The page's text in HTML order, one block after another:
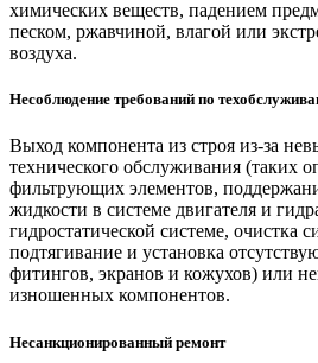
химических веществ, падением
песком, ржавчиной, влагой или
воздуха.
Несоблюдение требований по
Выход компонента из строя из-за
технического обслуживания (таких
фильтрующих элементов,
жидкости в системе двигателя и
гидростатической системе, очистка
подтягивание и установка
фитингов, экранов и кожухов) или
изношенных компонентов.
Несанкционированный ремонт